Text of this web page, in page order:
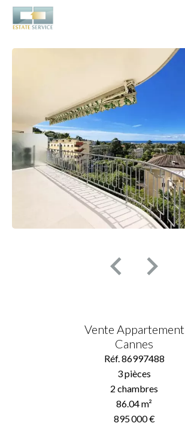
Vente Appartement
Cannes
Réf. 86997488
3 pièces
2 chambres
86.04 m²
895 000 €